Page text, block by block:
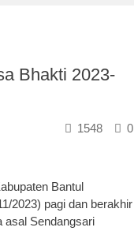
Bhakti 2023-
0
1548
Bantul
2023) pagi dan berakhir
asal Sendangsari